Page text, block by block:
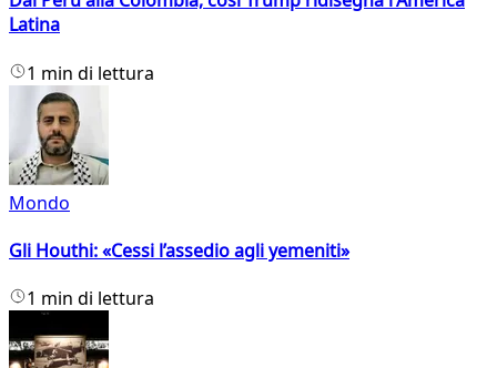
Latina
1 min di lettura
Mondo
Gli Houthi: «Cessi l’assedio agli yemeniti»
1 min di lettura